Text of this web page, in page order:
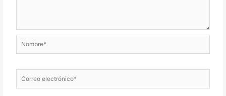
electrónico*